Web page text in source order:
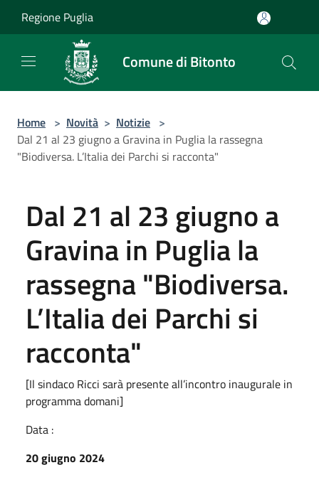
Regione Puglia
Comune di Bitonto
Home > Novità > Notizie >
Dal 21 al 23 giugno a Gravina in Puglia la rassegna
"Biodiversa. L’Italia dei Parchi si racconta"
Dal 21 al 23 giugno a
Gravina in Puglia la
rassegna "Biodiversa.
L’Italia dei Parchi si
racconta"
[Il sindaco Ricci sarà presente all’incontro inaugurale in
programma domani]
Data :
20 giugno 2024